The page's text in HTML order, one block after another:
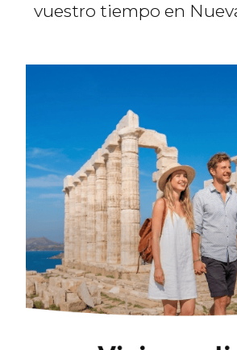
vuestro tiempo en